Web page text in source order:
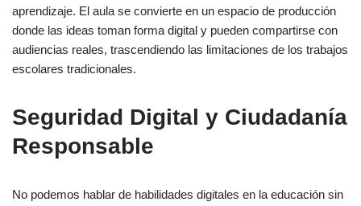
aprendizaje. El aula se convierte en un espacio de producción
donde las ideas toman forma digital y pueden compartirse con
audiencias reales, trascendiendo las limitaciones de los trabajos
escolares tradicionales.
Seguridad Digital y Ciudadanía
Responsable
No podemos hablar de habilidades digitales en la educación sin